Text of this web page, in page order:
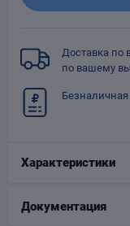
Доставка по
по вашему
Характеристики
Документация